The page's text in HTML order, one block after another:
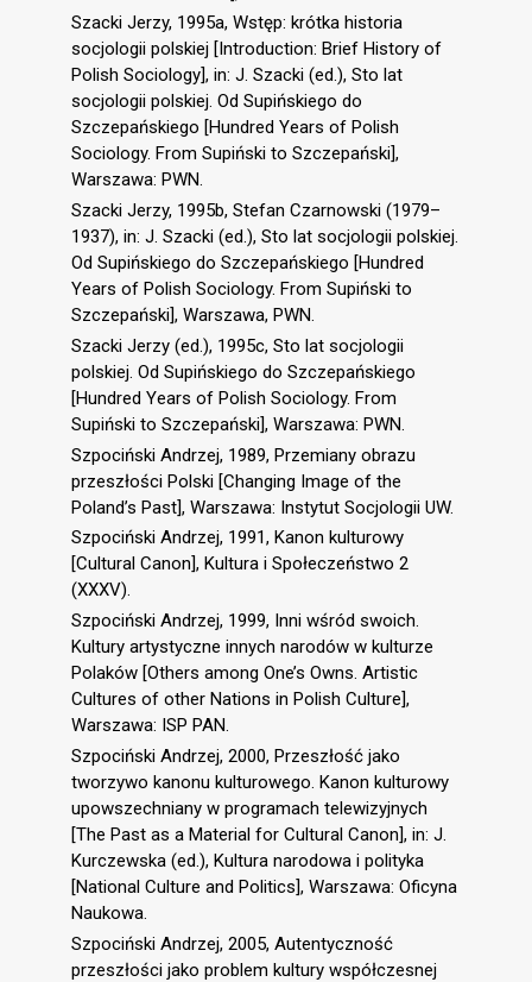
Szacki Jerzy, 1995a, Wstęp: krótka historia
socjologii polskiej [Introduction: Brief History of
Polish Sociology], in: J. Szacki (ed.), Sto lat
socjologii polskiej. Od Supińskiego do
Szczepańskiego [Hundred Years of Polish
Sociology. From Supiński to Szczepański],
Warszawa: PWN.
Szacki Jerzy, 1995b, Stefan Czarnowski (1979–
1937), in: J. Szacki (ed.), Sto lat socjologii polskiej.
Od Supińskiego do Szczepańskiego [Hundred
Years of Polish Sociology. From Supiński to
Szczepański], Warszawa, PWN.
Szacki Jerzy (ed.), 1995c, Sto lat socjologii
polskiej. Od Supińskiego do Szczepańskiego
[Hundred Years of Polish Sociology. From
Supiński to Szczepański], Warszawa: PWN.
Szpociński Andrzej, 1989, Przemiany obrazu
przeszłości Polski [Changing Image of the
Poland’s Past], Warszawa: Instytut Socjologii UW.
Szpociński Andrzej, 1991, Kanon kulturowy
[Cultural Canon], Kultura i Społeczeństwo 2
(XXXV).
Szpociński Andrzej, 1999, Inni wśród swoich.
Kultury artystyczne innych narodów w kulturze
Polaków [Others among One’s Owns. Artistic
Cultures of other Nations in Polish Culture],
Warszawa: ISP PAN.
Szpociński Andrzej, 2000, Przeszłość jako
tworzywo kanonu kulturowego. Kanon kulturowy
upowszechniany w programach telewizyjnych
[The Past as a Material for Cultural Canon], in: J.
Kurczewska (ed.), Kultura narodowa i polityka
[National Culture and Politics], Warszawa: Oficyna
Naukowa.
Szpociński Andrzej, 2005, Autentyczność
przeszłości jako problem kultury współczesnej